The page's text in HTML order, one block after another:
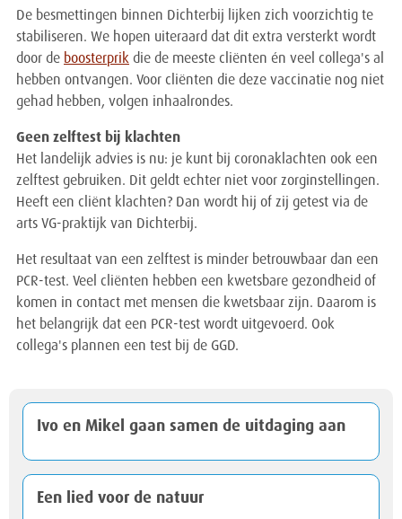
Ivo en Mikel gaan samen de uitdaging aan
Een lied voor de natuur
De besmettingen binnen Dichterbij lijken zich voorzichtig te
stabiliseren. We hopen uiteraard dat dit extra versterkt wordt
door de boosterprik die de meeste cliënten én veel collega's al
hebben ontvangen. Voor cliënten die deze vaccinatie nog niet
gehad hebben, volgen inhaalrondes.
Geen zelftest bij klachten
Het landelijk advies is nu: je kunt bij coronaklachten ook een
zelftest gebruiken. Dit geldt echter niet voor zorginstellingen.
Heeft een cliënt klachten? Dan wordt hij of zij getest via de
arts VG-praktijk van Dichterbij.
Het resultaat van een zelftest is minder betrouwbaar dan een
PCR-test. Veel cliënten hebben een kwetsbare gezondheid of
komen in contact met mensen die kwetsbaar zijn. Daarom is
het belangrijk dat een PCR-test wordt uitgevoerd. Ook
collega's plannen een test bij de GGD.